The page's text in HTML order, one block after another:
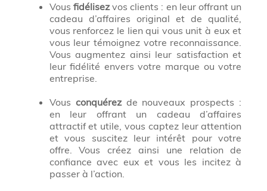
Vous fidélisezvos clients : en leur offrant un
cadeau d’affaires original et de qualité,
vous renforcez le lien qui vous unit à eux et
vous leur témoignez votre reconnaissance.
Vous augmentez ainsi leur satisfaction et
leur fidélité envers votre marque ou votre
entreprise.
Vous conquérezde nouveaux prospects :
en leur offrant un cadeau d’affaires
attractif et utile, vous captez leur attention
et vous suscitez leur intérêt pour votre
offre. Vous créez ainsi une relation de
confiance avec eux et vous les incitez à
passer à l’action.